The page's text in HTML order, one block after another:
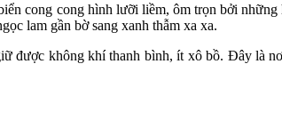
cong cong hình lưỡi liềm, ôm trọn bởi
lam gần bờ sang xanh thẫm xa xa.
được không khí thanh bình, ít xô bồ. Đây là